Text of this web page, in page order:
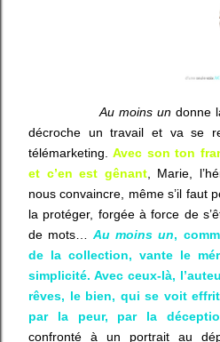
Au moins un donne
décroche un travail et va se
télémarketing.Avec son ton
et c’en est gênant, Marie,
nous convaincre, même s’il faut
la protéger, forgée à force de
de mots…Au moins un,
de la collection, vante le
simplicité. Avec ceux-là,
rêves, le bien, qui se voit
par la peur, par la
confronté à un portrait au